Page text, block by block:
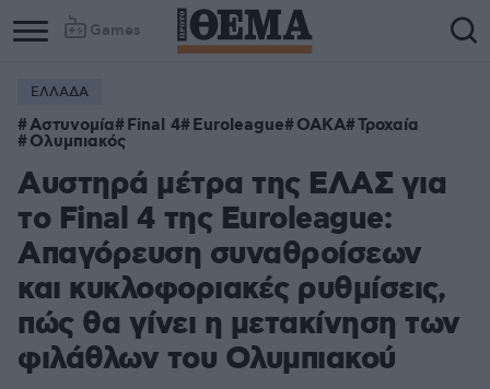
Games
ΕΛΛΑΔΑ
Αστυνομία Final 4 Euroleague ΟΑΚΑ Τροχαία
Ολυμπιακός
Αυστηρά μέτρα της ΕΛΑΣ για
το Final 4 της Euroleague:
Απαγόρευση συναθροίσεων
και κυκλοφοριακές ρυθμίσεις,
πώς θα γίνει η μετακίνηση των
φιλάθλων του Ολυμπιακού